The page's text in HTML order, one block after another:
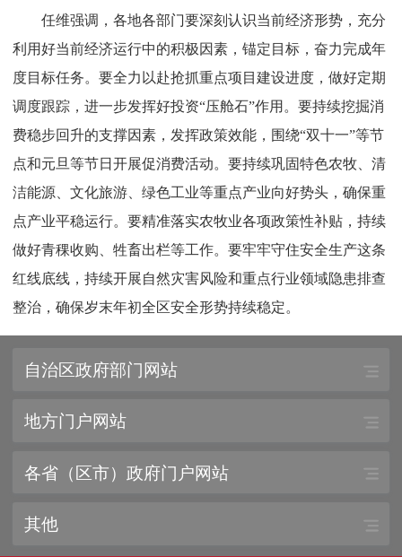
任维强调，各地各部门要深刻认识当前经济形势，充分
利用好当前经济运行中的积极因素，锚定目标，奋力完成年
度目标任务。要全力以赴抢抓重点项目建设进度，做好定期
调度跟踪，进一步发挥好投资“压舱石”作用。要持续挖掘消
费稳步回升的支撑因素，发挥政策效能，围绕“双十一”等节
点和元旦等节日开展促消费活动。要持续巩固特色农牧、清
洁能源、文化旅游、绿色工业等重点产业向好势头，确保重
点产业平稳运行。要精准落实农牧业各项政策性补贴，持续
做好青稞收购、牲畜出栏等工作。要牢牢守住安全生产这条
红线底线，持续开展自然灾害风险和重点行业领域隐患排查
整治，确保岁末年初全区安全形势持续稳定。
自治区政府部门网站
地方门户网站
各省（区市）政府门户网站
其他